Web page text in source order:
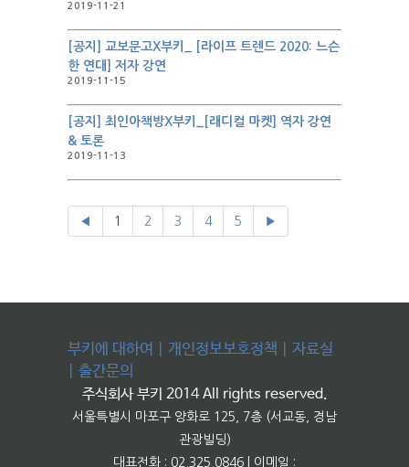
2019-11-21
[공지] 교보문고X부키_ [라이프 트렌드 2020: 느슨
한 연대] 저자 강연
2019-11-15
[공지] 최인아책방X부키_[래디컬 마켓] 역자 강연
& 토론
2019-11-13
◀ 1 2 3 4 5 ▶
부키에 대하여 개인정보보호정책
자료실
출간문의
주식회사 부키 2014 All rights reserved.
서울특별시 마포구 양화로 125, 7층 (서교동, 경남
관광빌딩)
대표전화 : 02.325.0846 | 이메일 :